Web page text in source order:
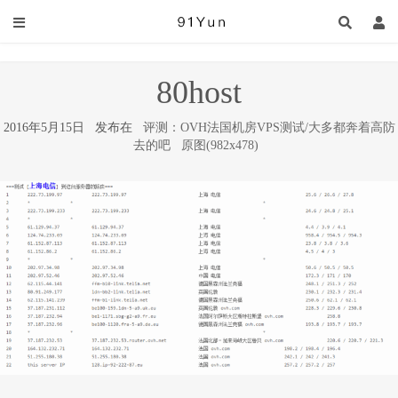
80host
2016年5月15日 发布在 评测：OVH法国机房VPS测试/大多都奔着高防
去的吧
原图(982x478)